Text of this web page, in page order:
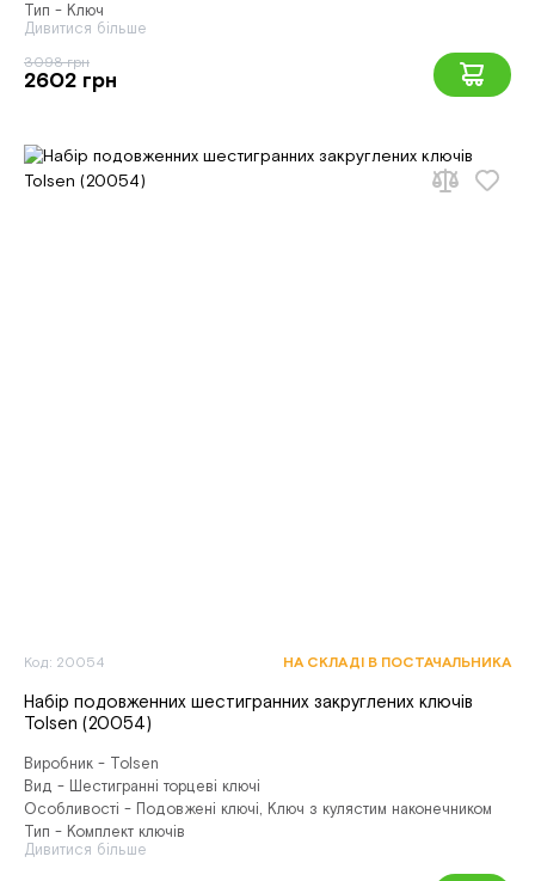
Тип - Ключ
Дивитися більше
3098 грн
2602 грн
Код: 20054 НА СКЛАДІ В ПОСТАЧАЛЬНИКА
Набір подовженних шестигранних закруглених ключів
Tolsen (20054)
Виробник - Tolsen
Вид - Шестигранні торцеві ключі
Особливості - Подовжені ключі, Ключ з кулястим наконечником
Тип - Комплект ключів
Дивитися більше